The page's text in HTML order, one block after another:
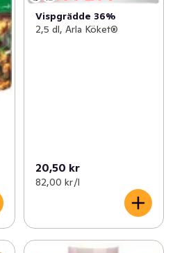
Vispgrädde 36%
2,5 dl, Arla Köket®
20,50 kr
82,00 kr /l